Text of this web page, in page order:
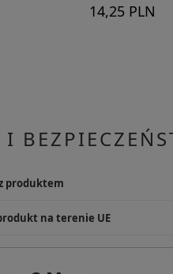
14,25 PLN
produktem
elementy. Przechowywać w
produkt utylizować zgodnie z
na terenie UE
Podmiot